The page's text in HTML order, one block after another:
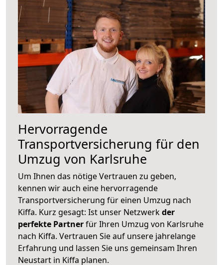
Hervorragende
Transportversicherung für den
Umzug von Karlsruhe
Um Ihnen das nötige Vertrauen zu geben,
kennen wir auch eine hervorragende
Transportversicherung für einen Umzug nach
Kiffa. Kurz gesagt: Ist unser Netzwerkder
perfekte Partnerfür Ihren Umzug von Karlsruhe
nach Kiffa. Vertrauen Sie auf unsere jahrelange
Erfahrung und lassen Sie uns gemeinsam Ihren
Neustart in Kiffa planen.